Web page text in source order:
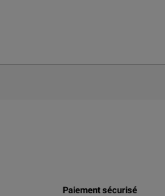
Paiement sécurisé